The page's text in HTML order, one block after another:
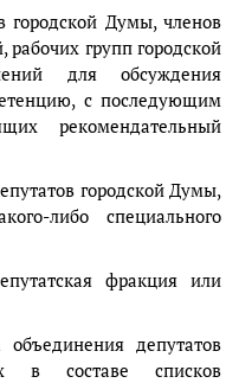
городской Думы, членов
групп городской
для обсуждения
с последующим
рекомендательный
городской Думы,
либо специального
фракция или
депутатов
в составе списков